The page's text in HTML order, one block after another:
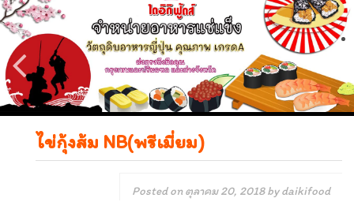
ไข่กุ้งส้ม NB(พรีเมี่ยม)
Posted onตุลาคม 20, 2018bydaikifood